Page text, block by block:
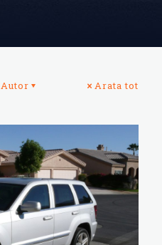
Autor Arata tot